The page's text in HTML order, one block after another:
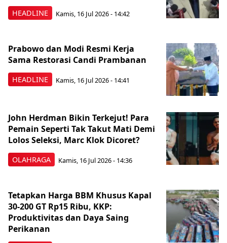
HEADLINE Kamis, 16 Jul 2026 - 14:42
HEADLINE
Prabowo dan Modi Resmi Kerja
Sama Restorasi Candi Prambanan
Kamis, 16 Jul 2026 - 14:41
OLAHRAGA
John Herdman Bikin Terkejut! Para
Pemain Seperti Tak Takut Mati Demi
Lolos Seleksi, Marc Klok Dicoret?
Kamis, 16 Jul 2026 - 14:36
Tetapkan Harga BBM Khusus Kapal
30-200 GT Rp15 Ribu, KKP:
Produktivitas dan Daya Saing
Perikanan